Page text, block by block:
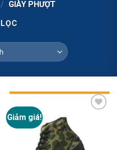
/ GIÀY PHƯỢT
LỌC
Giảm giá!